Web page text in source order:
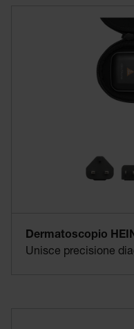
Dermatoscopio
Unisce precisione